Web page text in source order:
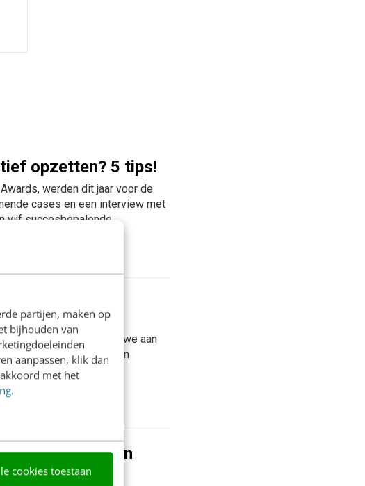
partijen, maken op
bijhouden van
aanpassen, klik dan
akkoord met het
.
cookies toestaan
opzetten? 5 tips!
werden dit jaar voor de
cases en een interview met
succesbepalende...
hot. Het is duidelijk dat we aan
vooral – dat we moeten
open data en